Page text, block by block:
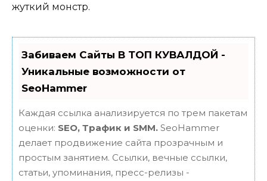
жуткий монстр.
Забиваем Сайты В ТОП КУВАЛДОЙ -
Уникальные возможности от
SeoHammer
Каждая ссылка анализируется по трем пакетам
оценки: SEO, Трафик и SMM. SeoHammer
делает продвижение сайта прозрачным и
простым занятием. Ссылки, вечные ссылки,
статьи, упоминания, пресс-релизы -